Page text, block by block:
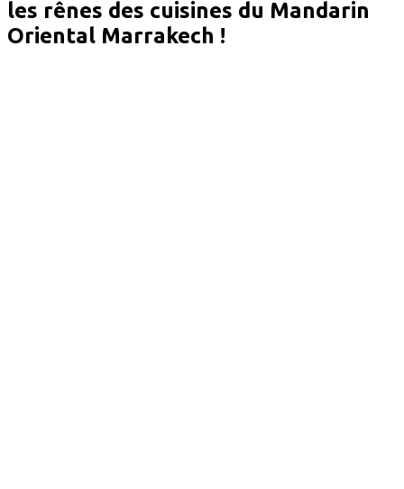
les rênes des cuisines du Mandarin
Oriental Marrakech !